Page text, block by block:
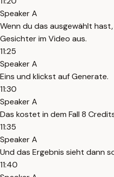
Speaker A
Wenn du das ausgewählt
Gesichter im Video aus.
11:25
Speaker A
Eins und klickst auf Generate.
11:30
Speaker A
Das kostet in dem Fall 8
11:35
Speaker A
Und das Ergebnis sieht dann
11:40